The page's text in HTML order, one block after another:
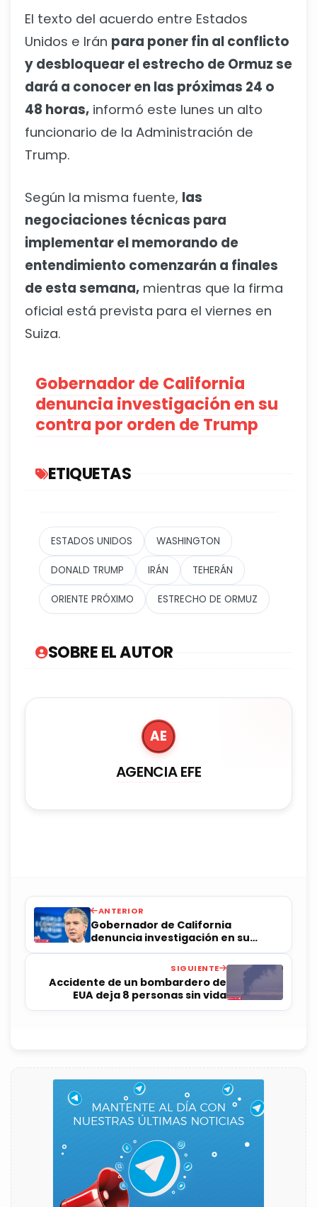
El texto del acuerdo entre Estados
Unidos e Irán para poner fin al conflicto
y desbloquear el estrecho de Ormuz se
dará a conocer en las próximas 24 o
48 horas, informó este lunes un alto
funcionario de la Administración de
Trump.
Según la misma fuente, las
negociaciones técnicas para
implementar el memorando de
entendimiento comenzarán a finales
de esta semana, mientras que la firma
oficial está prevista para el viernes en
Suiza.
Gobernador de California
denuncia investigación en su
contra por orden de Trump
ETIQUETAS
ESTADOS UNIDOS WASHINGTON
DONALD TRUMP IRÁN TEHERÁN
ORIENTE PRÓXIMO ESTRECHO DE ORMUZ
SOBRE EL AUTOR
AE
AGENCIA EFE
ANTERIOR
Gobernador de California
denuncia investigación en su
contra por orden de Trump
SIGUIENTE
Accidente de un bombardero de
EUA deja 8 personas sin vida